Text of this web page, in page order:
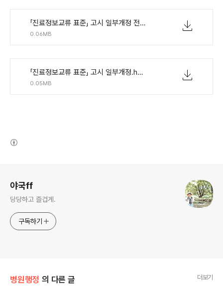
「진료정보교류 표준」 고시 일부개정 전문.hwpx
0.06MB
「진료정보교류 표준」 고시 일부개정.hwpx
0.05MB
야국ff
당당하고 즐겁게.
구독하기
병원행정 의 다른 글 더보기